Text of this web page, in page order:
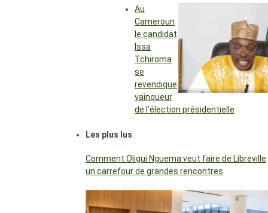
Au
Cameroun
le candidat
Issa
Tchiroma
se
revendique
vainqueur
de l’élection présidentielle
Les plus lus
Comment Oligui Nguema veut faire de Libreville
un carrefour de grandes rencontres